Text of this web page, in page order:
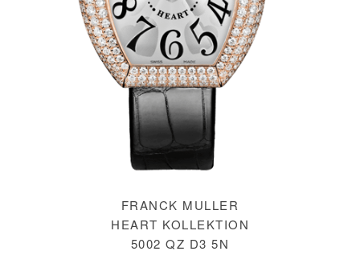
FRANCK MULLER
HEART KOLLEKTION
5002 QZ D3 5N